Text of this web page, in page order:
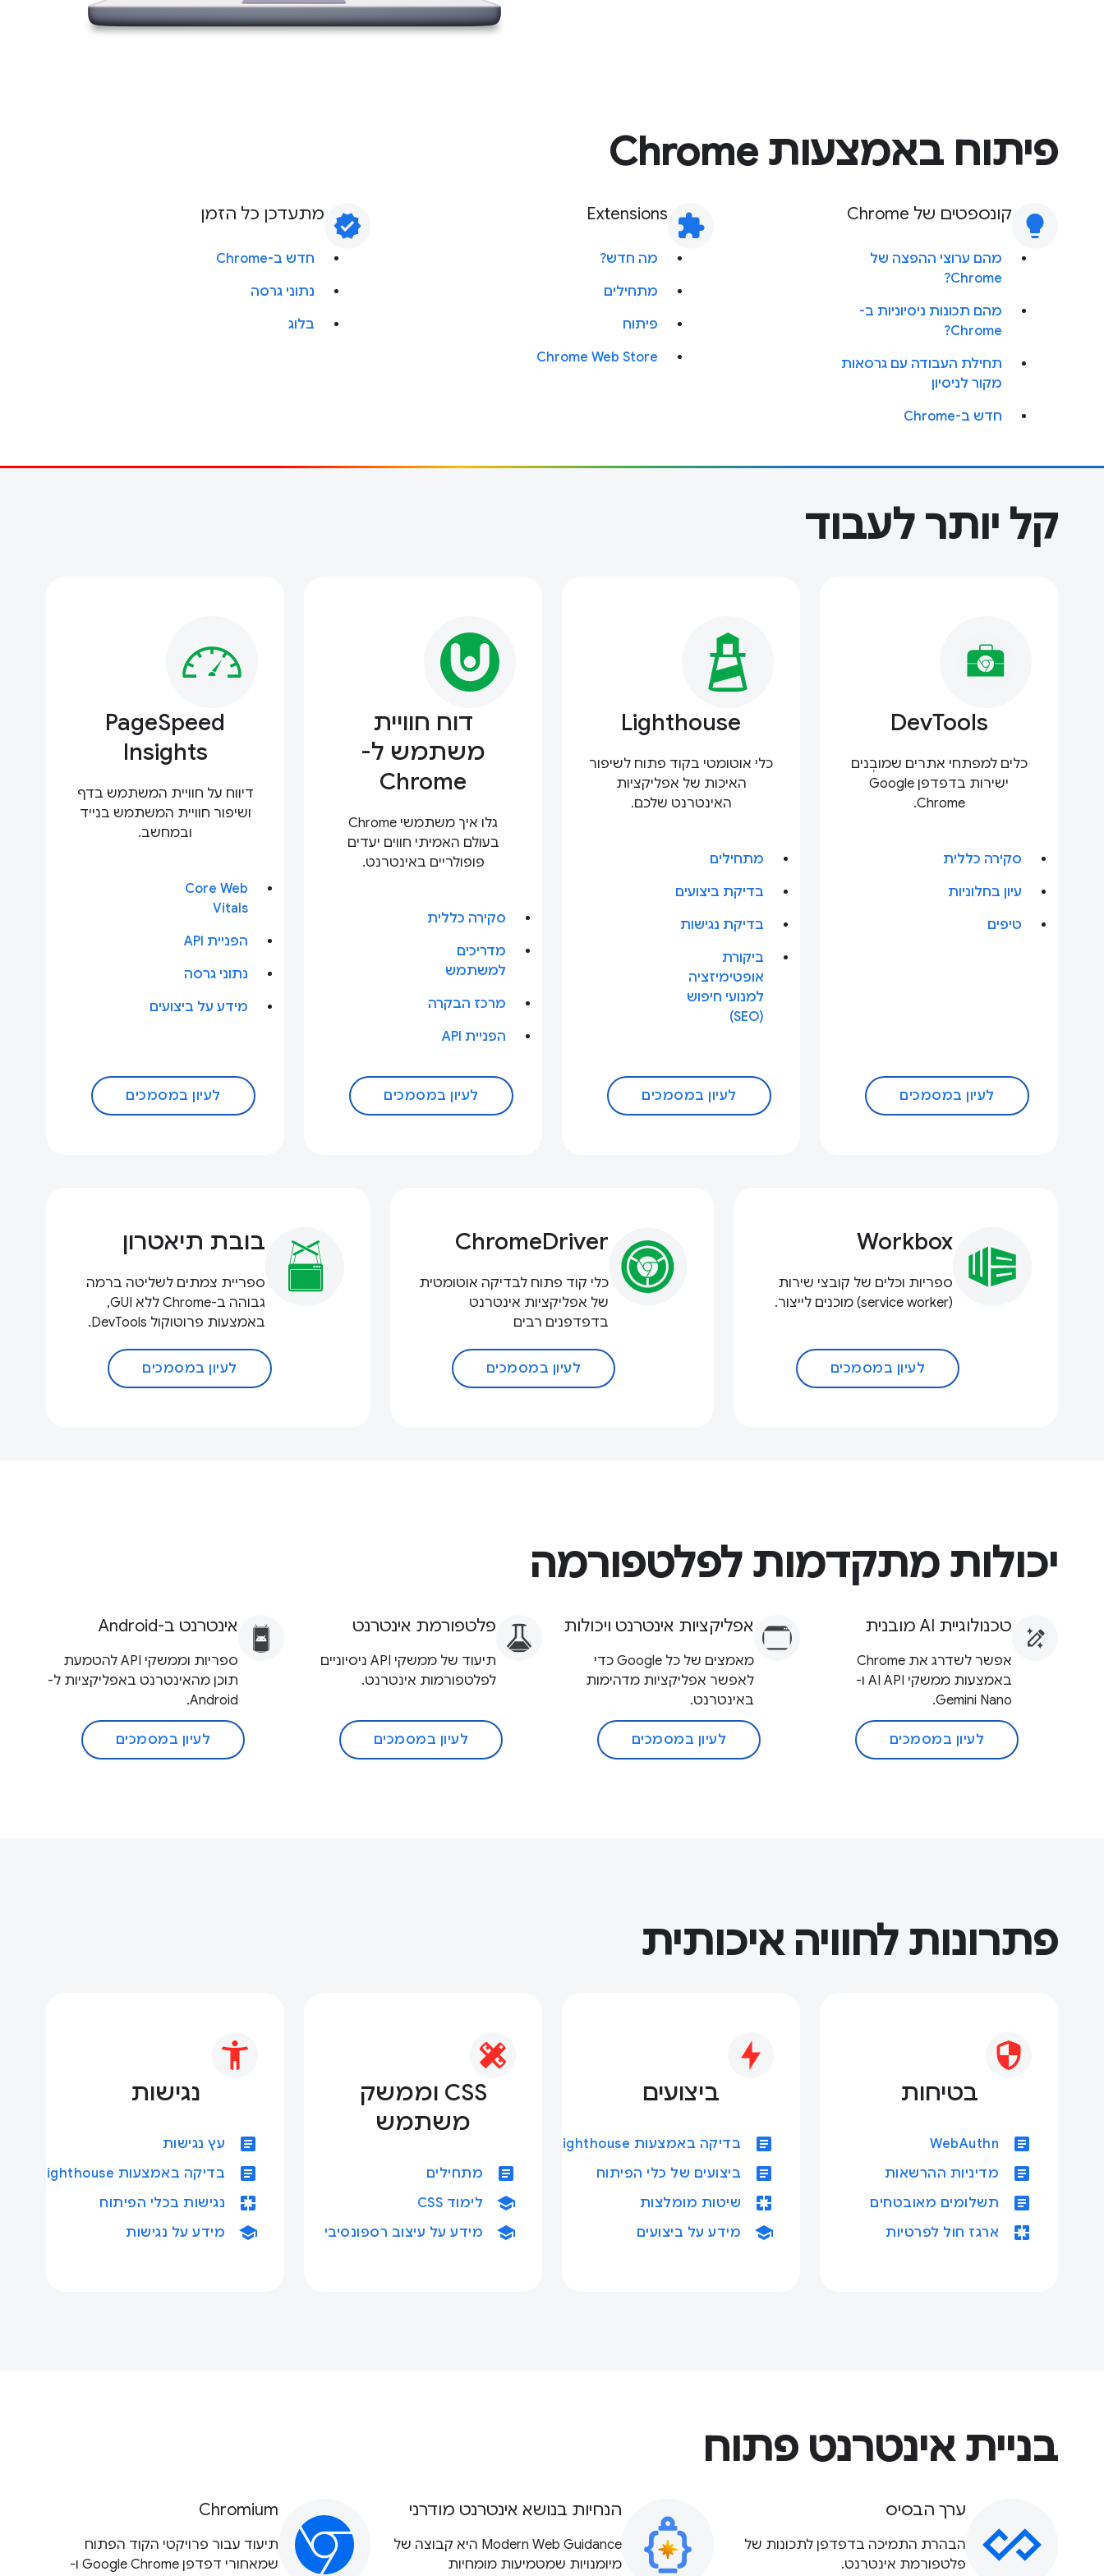
פיתוח באמצעות Chrome
lightbulb קונספטים של Chrome
מהם ערוצי ההפצה של
Chrome?
מהם תכונות ניסיוניות ב-
Chrome?
תחילת העבודה עם גרסאות
מקור לניסיון
חדש ב-Chrome
extension
Extensions
מה חדש?
מתחילים
פיתוח
Chrome Web Store
verified מתעדכן כל הזמן
חדש ב-Chrome
נתוני גרסה
בלוג
קל יותר לעבוד
DevTools
כלים למפתחי אתרים שמובְנים
ישירות בדפדפן Google
Chrome.
סקירה כללית
עיון בחלוניות
טיפים
לעיון במסמכים
Lighthouse
כלי אוטומטי בקוד פתוח לשיפור
האיכות של אפליקציות
האינטרנט שלכם.
מתחילים
בדיקת ביצועים
בדיקת נגישות
ביקורת
אופטימיזציה
למנועי חיפוש
(SEO)
לעיון במסמכים
דוח חוויית
משתמש ל-
Chrome
גלו איך משתמשי Chrome
בעולם האמיתי חווים יעדים
פופולריים באינטרנט.
סקירה כללית
מדריכים
למשתמש
מרכז הבקרה
הפניית API
לעיון במסמכים
PageSpeed
Insights
דיווח על חוויית המשתמש בדף
ושיפור חוויית המשתמש בנייד
ובמחשב.
Core Web
Vitals
הפניית API
נתוני גרסה
מידע על ביצועים
לעיון במסמכים
Workbox
ספריות וכלים של קובצי שירות
(service worker) מוכנים לייצור.
לעיון במסמכים
ChromeDriver
כלי קוד פתוח לבדיקה אוטומטית
של אפליקציות אינטרנט
בדפדפנים רבים
לעיון במסמכים
בובת תיאטרון
ספריית צמתים לשליטה ברמה
גבוהה ב-Chrome ללא GUI,
באמצעות פרוטוקול DevTools.
לעיון במסמכים
יכולות מתקדמות לפלטפורמה
טכנולוגיית AI מובנית
אפשר לשדרג את Chrome
באמצעות ממשקי AI API ו-
Gemini Nano.
לעיון במסמכים
אפליקציות אינטרנט ויכולות
מאמצים של כל Google כדי
לאפשר אפליקציות מדהימות
באינטרנט.
לעיון במסמכים
פלטפורמת אינטרנט
תיעוד של ממשקי API ניסיוניים
לפלטפורמות אינטרנט.
לעיון במסמכים
אינטרנט ב-Android
ספריות וממשקי API להטמעת
תוכן מהאינטרנט באפליקציות ל-
Android.
לעיון במסמכים
פתרונות לחוויה איכותית
בטיחות
article
WebAuthn
article מדיניות ההרשאות
article תשלומים מאובטחים
pages ארגז חול לפרטיות
ביצועים
article בדיקה באמצעות Lighthouse
article ביצועים של כלי הפיתוח
pages שיטות מומלצות
school מידע על ביצועים
CSS וממשק
משתמש
article מתחילים
school לימוד CSS
school מידע על עיצוב רספונסיבי
נגישות
article עץ נגישות
article בדיקה באמצעות Lighthouse
pages נגישות בכלי הפיתוח
school מידע על נגישות
בניית אינטרנט פתוח
ערך הבסיס
הבהרת התמיכה בדפדפן לתכונות של
פלטפורמת אינטרנט.
הנחיות בנושא אינטרנט מודרני
Modern Web Guidance היא קבוצה של
מיומנויות שמטמיעות מומחיות
Chromium
תיעוד עבור פרויקטי הקוד הפתוח
שמאחורי דפדפן Google Chrome ו-